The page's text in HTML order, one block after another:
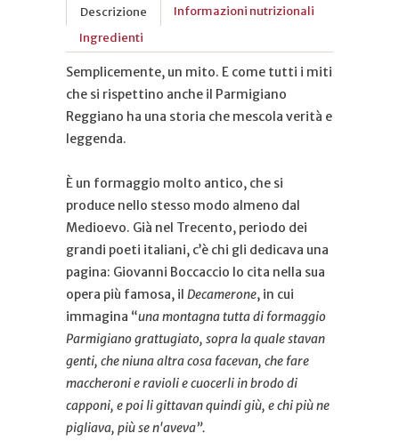
Descrizione
Informazioni nutrizionali
Ingredienti
Semplicemente, un mito. E come tutti i miti
che si rispettino anche il Parmigiano
Reggiano ha una storia che mescola verità e
leggenda.
È un formaggio molto antico, che si
produce nello stesso modo almeno dal
Medioevo. Già nel Trecento, periodo dei
grandi poeti italiani, c’è chi gli dedicava una
pagina: Giovanni Boccaccio lo cita nella sua
opera più famosa, il Decamerone, in cui
immagina “una montagna tutta di formaggio
Parmigiano grattugiato, sopra la quale stavan
genti, che niuna altra cosa facevan, che fare
maccheroni e ravioli e cuocerli in brodo di
capponi, e poi li gittavan quindi giù, e chi più ne
pigliava, più se n'aveva”.